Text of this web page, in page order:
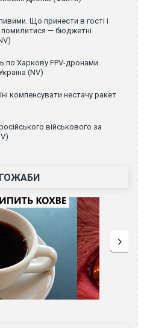
Що принести в гості і
— бюджетні
по Харкову FPV-дронами.
(NV)
компенсувати нестачу ракет
військового за